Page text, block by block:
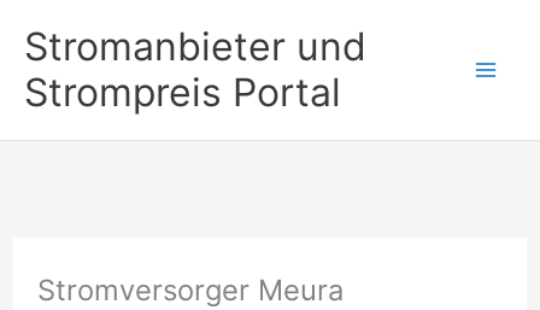
Inhalt
springen
Stromanbieter und
Strompreis Portal
Stromversorger Meura